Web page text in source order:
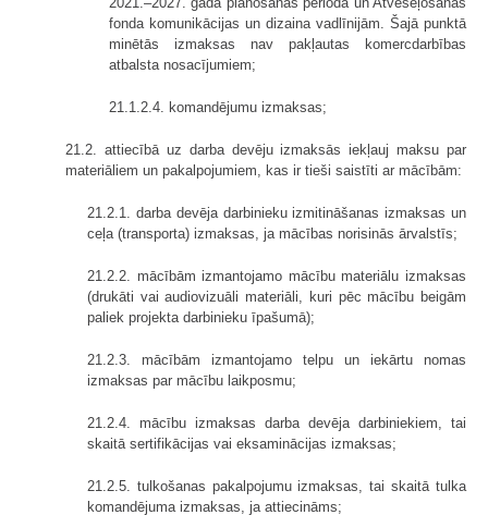
fonda komunikācijas un dizaina vadlīnijām. Šajā punktā
minētās izmaksas nav pakļautas komercdarbības
atbalsta nosacījumiem;
21.1.2.4. komandējumu izmaksas;
21.2. attiecībā uz darba devēju izmaksās iekļauj maksu par
materiāliem un pakalpojumiem, kas ir tieši saistīti ar mācībām:
21.2.1. darba devēja darbinieku izmitināšanas izmaksas un
ceļa (transporta) izmaksas, ja mācības norisinās ārvalstīs;
21.2.2. mācībām izmantojamo mācību materiālu izmaksas
(drukāti vai audiovizuāli materiāli, kuri pēc mācību beigām
paliek projekta darbinieku īpašumā);
21.2.3. mācībām izmantojamo telpu un iekārtu nomas
izmaksas par mācību laikposmu;
21.2.4. mācību izmaksas darba devēja darbiniekiem, tai
skaitā sertifikācijas vai eksaminācijas izmaksas;
21.2.5. tulkošanas pakalpojumu izmaksas, tai skaitā tulka
komandējuma izmaksas, ja attiecināms;